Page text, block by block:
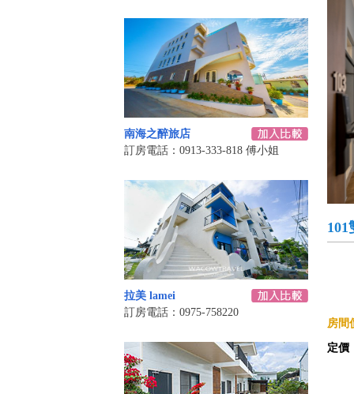
南海之醉旅店
訂房電話：0913-333-818 傅小姐
拉美 lamei
訂房電話：0975-758220
101
房間
定價